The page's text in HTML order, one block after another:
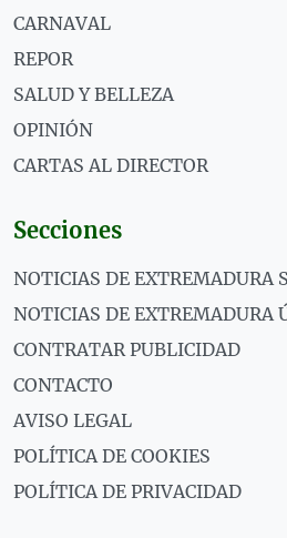
CARNAVAL
REPOR
SALUD Y BELLEZA
OPINIÓN
CARTAS AL DIRECTOR
Secciones
NOTICIAS DE EXTREMADURA
NOTICIAS DE EXTREMADURA
CONTRATAR PUBLICIDAD
CONTACTO
AVISO LEGAL
POLÍTICA DE COOKIES
POLÍTICA DE PRIVACIDAD